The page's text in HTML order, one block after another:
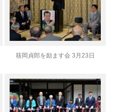
筱岡貞郎を励ます会 3月23日